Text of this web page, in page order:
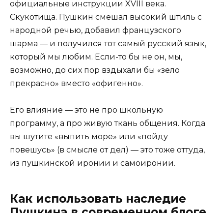
официальные инструкции XVIII века.
Скукотища. Пушкин смешал высокий штиль с
народной речью, добавил французского
шарма — и получился тот самый русский язык,
который мы любим. Если-то бы не он, мы,
возможно, до сих пор вздыхали бы «зело
прекрасно» вместо «офигенно».
Его влияние — это не про школьную
программу, а про живую ткань общения. Когда
вы шутите «выпить море» или «пойду
повешусь» (в смысле от дел) — это тоже оттуда,
из пушкинской иронии и самоиронии.
Как использовать наследие